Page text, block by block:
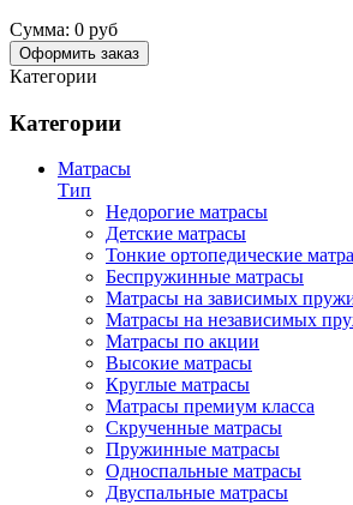
Сумма: 0 руб
Оформить заказ
Категории
Категории
Матрасы
Тип
Недорогие матрасы
Детские матрасы
Тонкие ортопедические
Беспружинные матрасы
Матрасы на зависимых
Матрасы на независимых
Матрасы по акции
Высокие матрасы
Круглые матрасы
Матрасы премиум класса
Скрученные матрасы
Пружинные матрасы
Односпальные матрасы
Двуспальные матрасы